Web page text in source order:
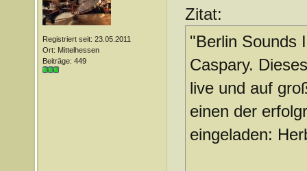
Registriert seit: 23.05.2011
Ort: Mittelhessen
Beiträge: 449
Zitat:
"Berlin Sounds
Caspary.
live und auf
einen der
eingeladen: